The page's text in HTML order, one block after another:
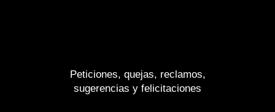
Peticiones, quejas, reclamos,
sugerencias y felicitaciones